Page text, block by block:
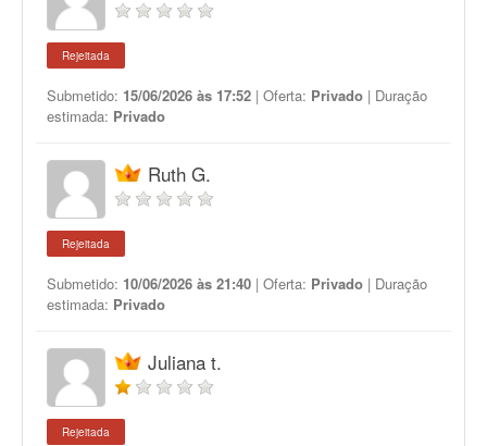
Rejeitada
Submetido: 15/06/2026 às 17:52 | Oferta: Privado | Duração
estimada: Privado
Ruth G.
Rejeitada
Submetido: 10/06/2026 às 21:40 | Oferta: Privado | Duração
estimada: Privado
Juliana t.
Rejeitada